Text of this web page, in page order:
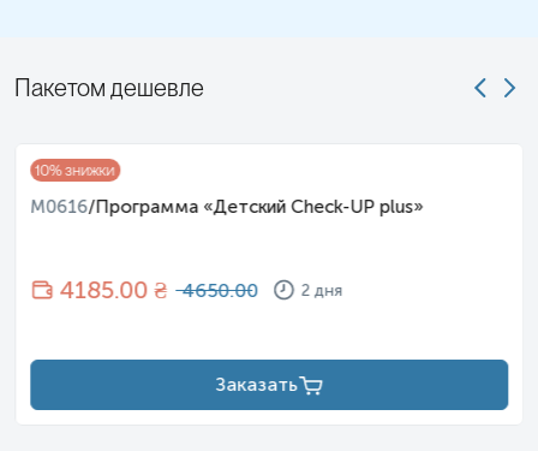
Пакетом дешевле
10% знижки
M0616/Программа «Детский Check-UP plus»
4185.00 ₴ 4650.00 2 дня
Заказать